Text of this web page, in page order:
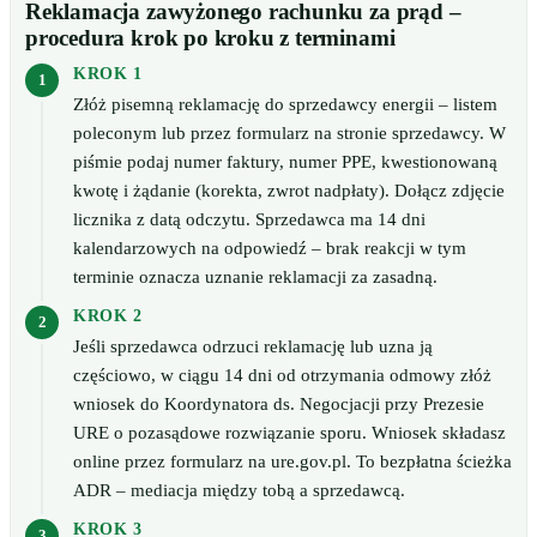
Reklamacja zawyżonego rachunku za prąd –
procedura krok po kroku z terminami
KROK 1
Złóż pisemną reklamację do sprzedawcy energii – listem
poleconym lub przez formularz na stronie sprzedawcy. W
piśmie podaj numer faktury, numer PPE, kwestionowaną
kwotę i żądanie (korekta, zwrot nadpłaty). Dołącz zdjęcie
licznika z datą odczytu. Sprzedawca ma 14 dni
kalendarzowych na odpowiedź – brak reakcji w tym
terminie oznacza uznanie reklamacji za zasadną.
KROK 2
Jeśli sprzedawca odrzuci reklamację lub uzna ją
częściowo, w ciągu 14 dni od otrzymania odmowy złóż
wniosek do Koordynatora ds. Negocjacji przy Prezesie
URE o pozasądowe rozwiązanie sporu. Wniosek składasz
online przez formularz na ure.gov.pl. To bezpłatna ścieżka
ADR – mediacja między tobą a sprzedawcą.
KROK 3